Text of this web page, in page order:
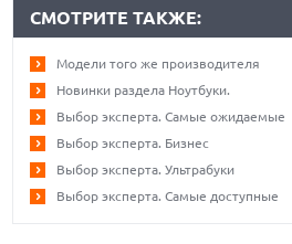
СМОТРИТЕ ТАКЖЕ:
Модели того же производителя
Новинки раздела Ноутбуки.
Выбор эксперта. Самые ожидаемые
Выбор эксперта. Бизнес
Выбор эксперта. Ультрабуки
Выбор эксперта. Самые доступные